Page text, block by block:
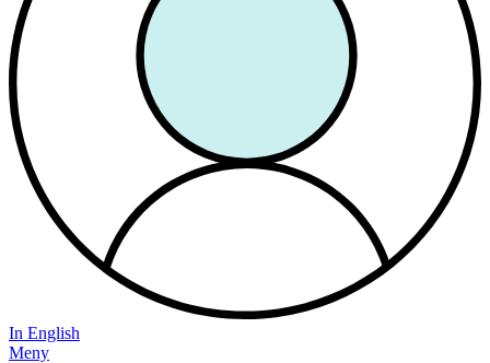
In English
Meny